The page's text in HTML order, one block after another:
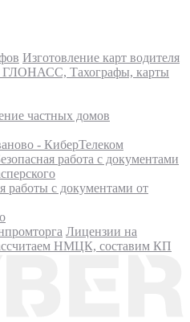
Изготовление карт водителя
частных домов
работа с документами
Лицензии на
НМЦК, составим КП